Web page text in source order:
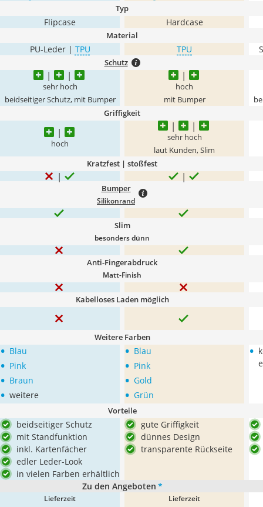
Typ
Flipcase Hardcase
Material
PU-Leder | TPU TPU
Schutz
sehr hoch
beidseitiger Schutz, mit Bumper
hoch
mit Bumper
Griffigkeit
hoch
sehr hoch
laut Kunden, Slim
Kratzfest | stoßfest
Bumper
Silikonrand
Slim
besonders dünn
Anti-Fingerabdruck
Matt-Finish
Kabelloses Laden möglich
Weitere Farben
• Blau
• Pink
• Braun
• weitere
• Blau
• Pink
• Gold
• Grün
•
Vorteile
beidseitiger Schutz
mit Standfunktion
inkl. Kartenfächer
edler Leder-Look
in vielen Farben erhältlich
gute Griffigkeit
dünnes Design
transparente Rückseite
Zu den Angeboten *
Lieferzeit Lieferzeit